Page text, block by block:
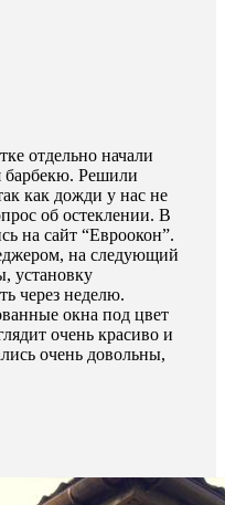
отдельно начали
барбекю. Решили
как дожди у нас не
об остеклении. В
на сайт “Евроокон”.
на следующий
установку
через неделю.
окна под цвет
очень красиво и
очень довольны,